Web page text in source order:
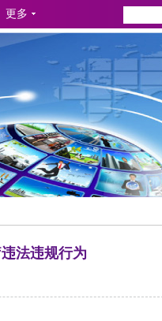
更多
法违规行为